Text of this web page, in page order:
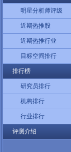
明星分析师评级
近期热推股
近期热推行业
目标空间排行
排行榜
研究员排行
机构排行
行业排行
评测介绍